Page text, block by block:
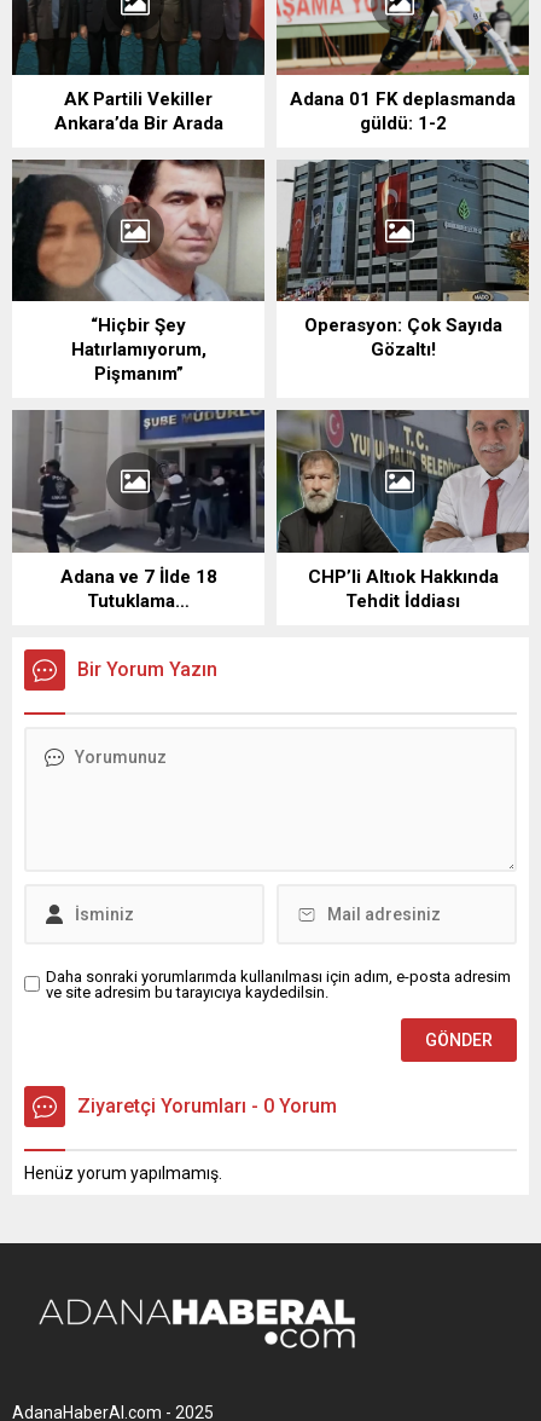
AK Partili Vekiller
Ankara’da Bir Arada
Adana 01 FK deplasmanda
güldü: 1-2
“Hiçbir Şey
Hatırlamıyorum,
Pişmanım”
Operasyon: Çok Sayıda
Gözaltı!
Adana ve 7 İlde 18
Tutuklama…
CHP’li Altıok Hakkında
Tehdit İddiası
Bir Yorum Yazın
Daha sonraki yorumlarımda kullanılması için adım, e-posta adresim
ve site adresim bu tarayıcıya kaydedilsin.
Ziyaretçi Yorumları - 0 Yorum
Henüz yorum yapılmamış.
AdanaHaberAl.com - 2025